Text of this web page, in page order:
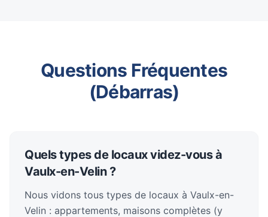
Questions Fréquentes
(Débarras)
Quels types de locaux videz-vous à
Vaulx-en-Velin ?
Nous vidons tous types de locaux à Vaulx-en-
Velin : appartements, maisons complètes (y